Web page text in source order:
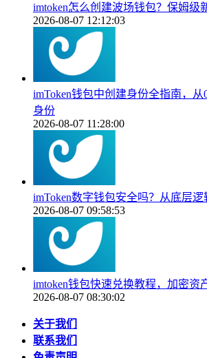
imtoken怎么创建波场钱包？保姆级
2026-08-07 12:12:03
imToken钱包中创建身份全指南，从
身份
2026-08-07 11:28:00
imToken数字钱包安全吗？从底层
2026-08-07 09:58:53
imtoken钱包快速兑换教程，加密资
2026-08-07 08:30:02
关于我们
联系我们